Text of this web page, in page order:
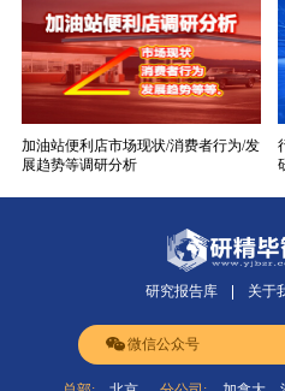
加油站便利店市场现状/消费者行为/发
展趋势等调研分析
研究报告库 关于
微信公众号